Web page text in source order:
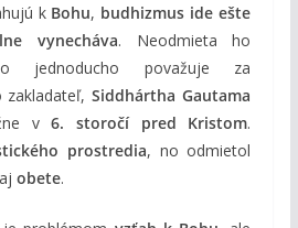
k Bohu, budhizmus ide ešte
vynecháva. Neodmieta ho
jednoducho považuje za
zakladateľ,Siddhártha Gautama
v6. storočí pred Kristom.
prostredia, no odmietol
obete.